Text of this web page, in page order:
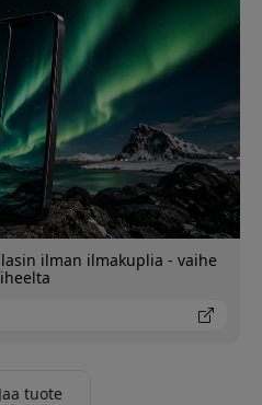
ilman ilmakuplia - vaihe
Jaa tuote